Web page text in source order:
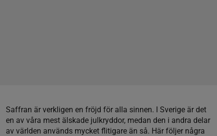
Saffran är verkligen en fröjd för alla sinnen. I Sverige är det
en av våra mest älskade julkryddor, medan den i andra delar
av världen används mycket flitigare än så. Här följer några